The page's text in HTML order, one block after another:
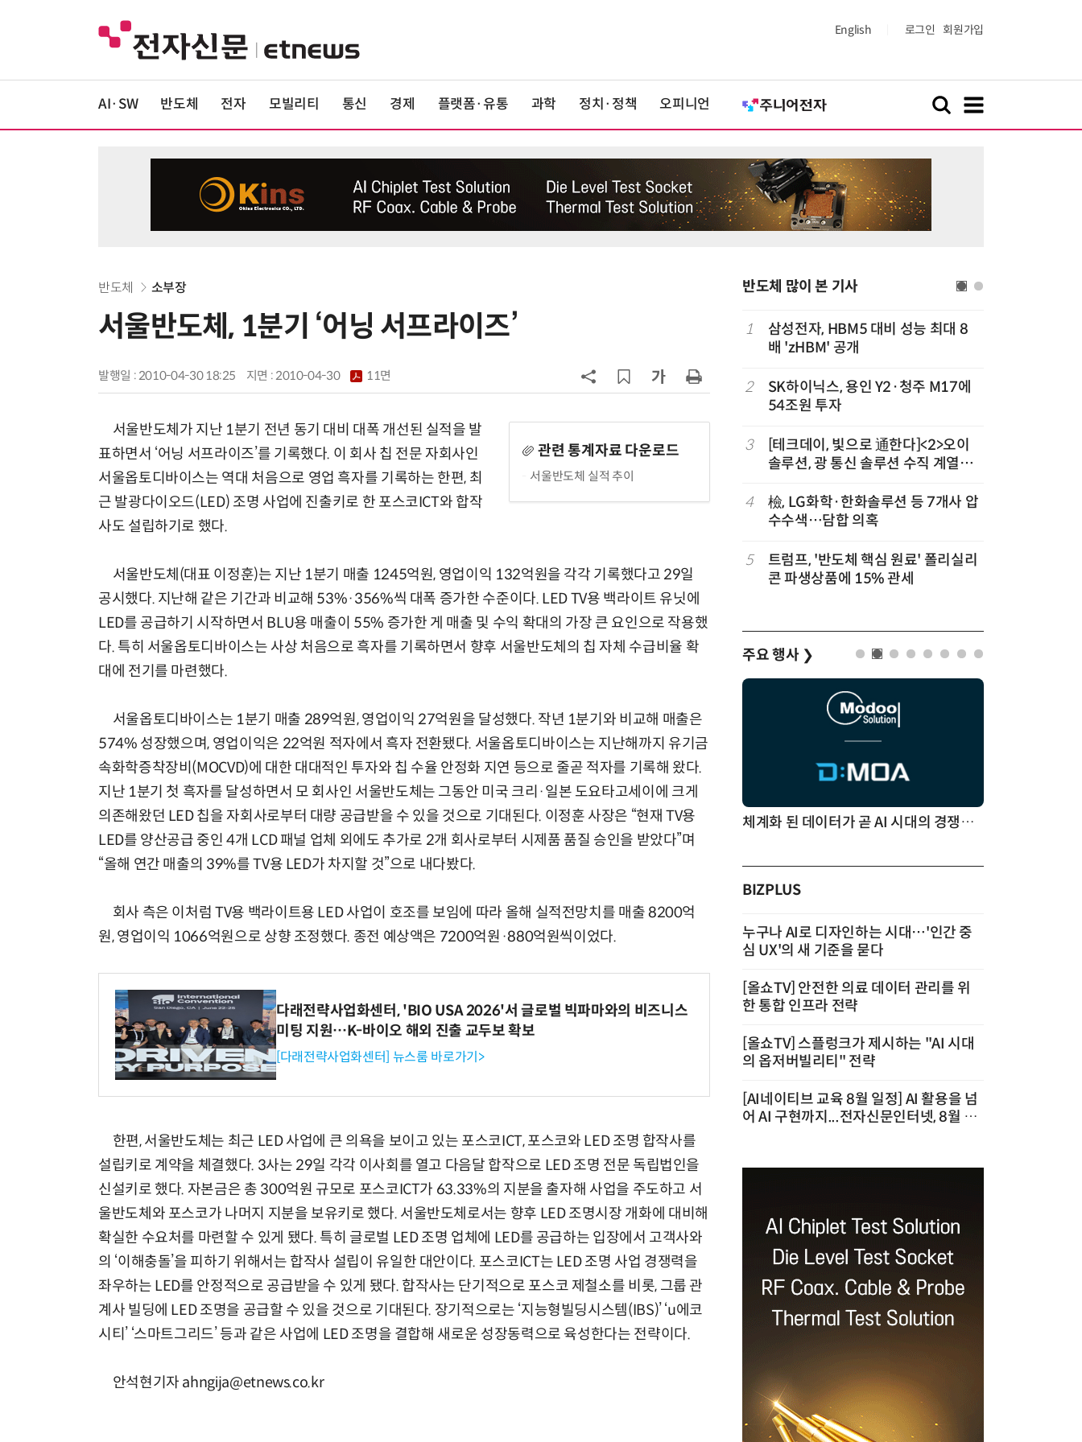
English 로그인 회원가입
AI·SW 반도체 전자 모빌리티 통신 경제 플랫폼·유통 과학 정치·정책 오피니언
반도체 소부장
서울반도체, 1분기 ‘어닝 서프라이즈’
발행일 : 2010-04-30 18:25 지면 :2010-04-30 11면
관련 통계자료 다운로드
서울반도체 실적 추이
서울반도체가 지난 1분기 전년 동기 대비 대폭 개선된 실적을 발
표하면서 ‘어닝 서프라이즈’를 기록했다. 이 회사 칩 전문 자회사인
서울옵토디바이스는 역대 처음으로 영업 흑자를 기록하는 한편, 최
근 발광다이오드(LED) 조명 사업에 진출키로 한 포스코ICT와 합작
사도 설립하기로 했다.
서울반도체(대표 이정훈)는 지난 1분기 매출 1245억원, 영업이익 132억원을 각각 기록했다고 29일
공시했다. 지난해 같은 기간과 비교해 53%·356%씩 대폭 증가한 수준이다. LED TV용 백라이트 유닛에
LED를 공급하기 시작하면서 BLU용 매출이 55% 증가한 게 매출 및 수익 확대의 가장 큰 요인으로 작용했
다. 특히 서울옵토디바이스는 사상 처음으로 흑자를 기록하면서 향후 서울반도체의 칩 자체 수급비율 확
대에 전기를 마련했다.
서울옵토디바이스는 1분기 매출 289억원, 영업이익 27억원을 달성했다. 작년 1분기와 비교해 매출은
574% 성장했으며, 영업이익은 22억원 적자에서 흑자 전환됐다. 서울옵토디바이스는 지난해까지 유기금
속화학증착장비(MOCVD)에 대한 대대적인 투자와 칩 수율 안정화 지연 등으로 줄곧 적자를 기록해 왔다.
지난 1분기 첫 흑자를 달성하면서 모 회사인 서울반도체는 그동안 미국 크리·일본 도요타고세이에 크게
의존해왔던 LED 칩을 자회사로부터 대량 공급받을 수 있을 것으로 기대된다. 이정훈 사장은 “현재 TV용
LED를 양산공급 중인 4개 LCD 패널 업체 외에도 추가로 2개 회사로부터 시제품 품질 승인을 받았다”며
“올해 연간 매출의 39%를 TV용 LED가 차지할 것”으로 내다봤다.
회사 측은 이처럼 TV용 백라이트용 LED 사업이 호조를 보임에 따라 올해 실적전망치를 매출 8200억
원, 영업이익 1066억원으로 상향 조정했다. 종전 예상액은 7200억원·880억원씩이었다.
다래전략사업화센터, 'BIO USA 2026'서 글로벌 빅파마와의 비즈니스
미팅 지원…K-바이오 해외 진출 교두보 확보
[다래전략사업화센터] 뉴스룸 바로가기>
한편, 서울반도체는 최근 LED 사업에 큰 의욕을 보이고 있는 포스코ICT, 포스코와 LED 조명 합작사를
설립키로 계약을 체결했다. 3사는 29일 각각 이사회를 열고 다음달 합작으로 LED 조명 전문 독립법인을
신설키로 했다. 자본금은 총 300억원 규모로 포스코ICT가 63.33%의 지분을 출자해 사업을 주도하고 서
울반도체와 포스코가 나머지 지분을 보유키로 했다. 서울반도체로서는 향후 LED 조명시장 개화에 대비해
확실한 수요처를 마련할 수 있게 됐다. 특히 글로벌 LED 조명 업체에 LED를 공급하는 입장에서 고객사와
의 ‘이해충돌’을 피하기 위해서는 합작사 설립이 유일한 대안이다. 포스코ICT는 LED 조명 사업 경쟁력을
좌우하는 LED를 안정적으로 공급받을 수 있게 됐다. 합작사는 단기적으로 포스코 제철소를 비롯, 그룹 관
계사 빌딩에 LED 조명을 공급할 수 있을 것으로 기대된다. 장기적으로는 ‘지능형빌딩시스템(IBS)’ ‘u에코
시티’ ‘스마트그리드’ 등과 같은 사업에 LED 조명을 결합해 새로운 성장동력으로 육성한다는 전략이다.
안석현기자 ahngija@etnews.co.kr
반도체 많이 본 기사
6
인텔 오하이오 팹 '초과근무' 공사 가
삼성전자 차세대 메모리 'V낸드
·PIM', FMS 2026 어워드서 2관왕
K배터리 밸류체인 '시차'…셀은 웃
넘었다…中 전기차 재활용 체계 시
험대
1
삼성전자, HBM5 대비 성능 최대 8
배 'zHBM' 공개
2
SK하이닉스, 용인 Y2·청주 M17에
54조원 투자
3
[테크데이, 빛으로 通한다]<2>오이
솔루션, 광 통신 솔루션 수직 계열
략'
4
檢, LG화학·한화솔루션 등 7개사 압
수수색…담합 의혹
5
트럼프, '반도체 핵심 원료' 폴리실리
콘 파생상품에 15% 관세
주요 행사 ❯
AI Native Enterprise를 지원하는 AI Ready Data 플랫폼 활용 전략 체계화 된 데이터가 곧 AI 시대의 경쟁력이다
BIZPLUS
누구나 AI로 디자인하는 시대…'인간 중
심 UX'의 새 기준을 묻다
[올쇼TV] 안전한 의료 데이터 관리를 위
한 통합 인프라 전략
[올쇼TV] 스플렁크가 제시하는 "AI 시대
의 옵저버빌리티" 전략
[AI네이티브 교육 8월 일정] AI 활용을 넘
어 AI 구현까지...전자신문인터넷, 8월 실